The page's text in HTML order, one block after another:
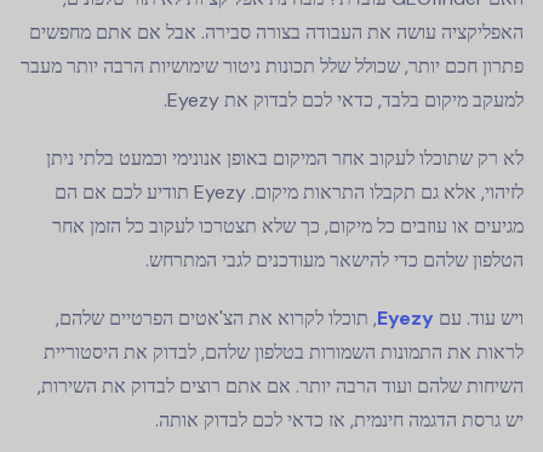
האפליקציה עושה את העבודה בצורה סבירה. אבל אם אתם מחפשים
פתרון חכם יותר, שכולל שלל תכונות ניטור שימושיות הרבה יותר מעבר
למעקב מיקום בלבד, כדאי לכם לבדוק את Eyezy.
לא רק שתוכלו לעקוב אחר המיקום באופן אנונימי וכמעט בלתי ניתן
לזיהוי, אלא גם תקבלו התראות מיקום. Eyezy תודיע לכם אם הם
מגיעים או עוזבים כל מיקום, כך שלא תצטרכו לעקוב כל הזמן אחר
הטלפון שלהם כדי להישאר מעודכנים לגבי המתרחש.
ויש עוד. עם Eyezy, תוכלו לקרוא את הצ'אטים הפרטיים שלהם,
לראות את התמונות השמורות בטלפון שלהם, לבדוק את היסטוריית
השיחות שלהם ועוד הרבה יותר. אם אתם רוצים לבדוק את השירות,
יש גרסת הדגמה חינמית, אז כדאי לכם לבדוק אותה.